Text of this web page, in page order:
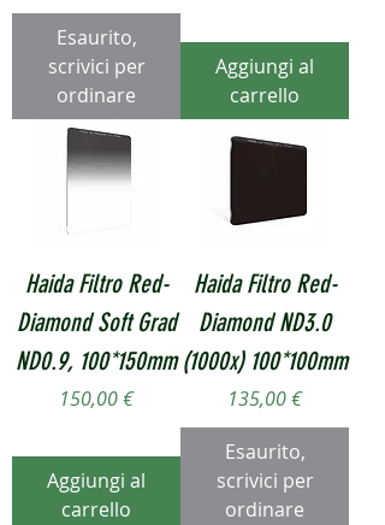
Esaurito,
scrivici per
ordinare
Aggiungi al
carrello
Haida Filtro Red-
Diamond Soft Grad
ND0.9, 100*150mm
Prezzo
150,00 €
Aggiungi al
carrello
Haida Filtro Red-
Diamond ND3.0
(1000x) 100*100mm
Prezzo
135,00 €
Esaurito,
scrivici per
ordinare